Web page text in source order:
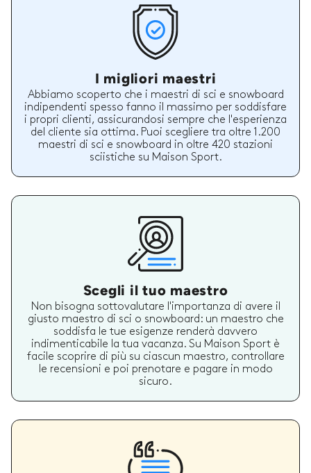
I migliori maestri
Abbiamo scoperto che i maestri di sci e snowboard
indipendenti spesso fanno il massimo per soddisfare
i propri clienti, assicurandosi sempre che l'esperienza
del cliente sia ottima. Puoi scegliere tra oltre 1.200
maestri di sci e snowboard in oltre 420 stazioni
sciistiche su Maison Sport.
Scegli il tuo maestro
Non bisogna sottovalutare l'importanza di avere il
giusto maestro di sci o snowboard: un maestro che
soddisfa le tue esigenze renderà davvero
indimenticabile la tua vacanza. Su Maison Sport è
facile scoprire di più su ciascun maestro, controllare
le recensioni e poi prenotare e pagare in modo
sicuro.